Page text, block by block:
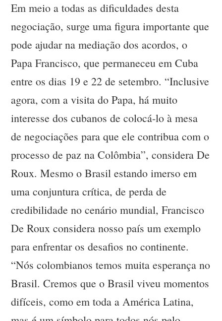
Em meio a todas as dificuldades desta
negociação, surge uma figura importante que
pode ajudar na mediação dos acordos, o
Papa Francisco, que permaneceu em Cuba
entre os dias 19 e 22 de setembro. “Inclusive
agora, com a visita do Papa, há muito
interesse dos cubanos de colocá-lo à mesa
de negociações para que ele contribua com o
processo de paz na Colômbia”, considera De
Roux. Mesmo o Brasil estando imerso em
uma conjuntura crítica, de perda de
credibilidade no cenário mundial, Francisco
De Roux considera nosso país um exemplo
para enfrentar os desafios no continente.
“Nós colombianos temos muita esperança no
Brasil. Cremos que o Brasil viveu momentos
difíceis, como em toda a América Latina,